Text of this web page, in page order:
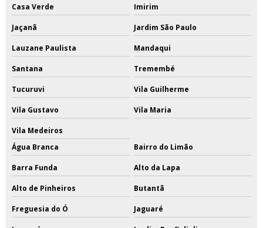
Casa Verde Imirim
Jaçanã Jardim São Paulo
Lauzane Paulista Mandaqui
Santana Tremembé
Tucuruvi Vila Guilherme
Vila Gustavo Vila Maria
Vila Medeiros
Água Branca
Bairro do Limão
Barra Funda Alto da Lapa
Alto de Pinheiros Butantã
Freguesia do Ó Jaguaré